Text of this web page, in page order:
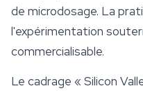
de microdosage. La
l'expérimentation
commercialisable.
Le cadrage « Silicon